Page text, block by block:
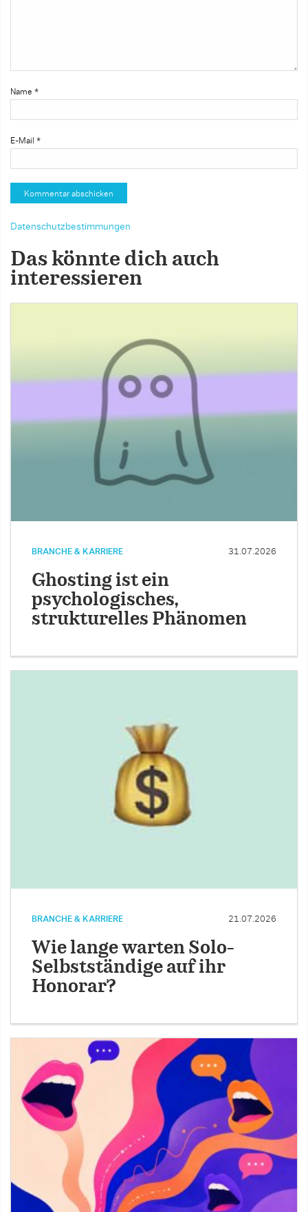
Name *
E-Mail *
Datenschutzbestimmungen
Das könnte dich auch
interessieren
BRANCHE & KARRIERE 31.07.2026
Ghosting ist ein
psychologisches,
strukturelles Phänomen
BRANCHE & KARRIERE 21.07.2026
Wie lange warten Solo-
Selbstständige auf ihr
Honorar?